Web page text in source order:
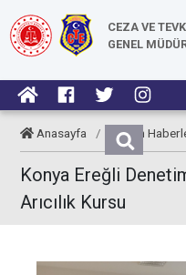
CEZA VE
GENEL
Anasayfa / Kurum
Konya Ereğli
Arıcılık Kursu